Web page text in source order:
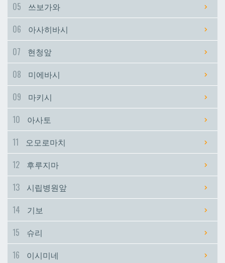
시립병원앞
이시미네
데다코우라니시
시립병원앞
이시미네
데다코우라니시
05
쓰보가와
06
아사히바시
07
현청앞
08
미에바시
09
마키시
10
아사토
11
오모로마치
12
후루지마
13
시립병원앞
14
기보
15
슈리
16
이시미네